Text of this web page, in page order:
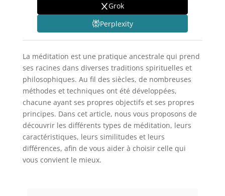
Grok
Perplexity
La méditation est une pratique ancestrale qui prend
ses racines dans diverses traditions spirituelles et
philosophiques. Au fil des siècles, de nombreuses
méthodes et techniques ont été développées,
chacune ayant ses propres objectifs et ses propres
principes. Dans cet article, nous vous proposons de
découvrir les différents types de méditation, leurs
caractéristiques, leurs similitudes et leurs
différences, afin de vous aider à choisir celle qui
vous convient le mieux.